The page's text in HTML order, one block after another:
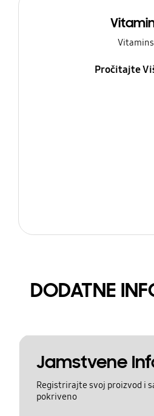
Vitamins
Pročitajte
DODATNE
Jamstvene
Registrirajte svoj proizvod i
pokriveno